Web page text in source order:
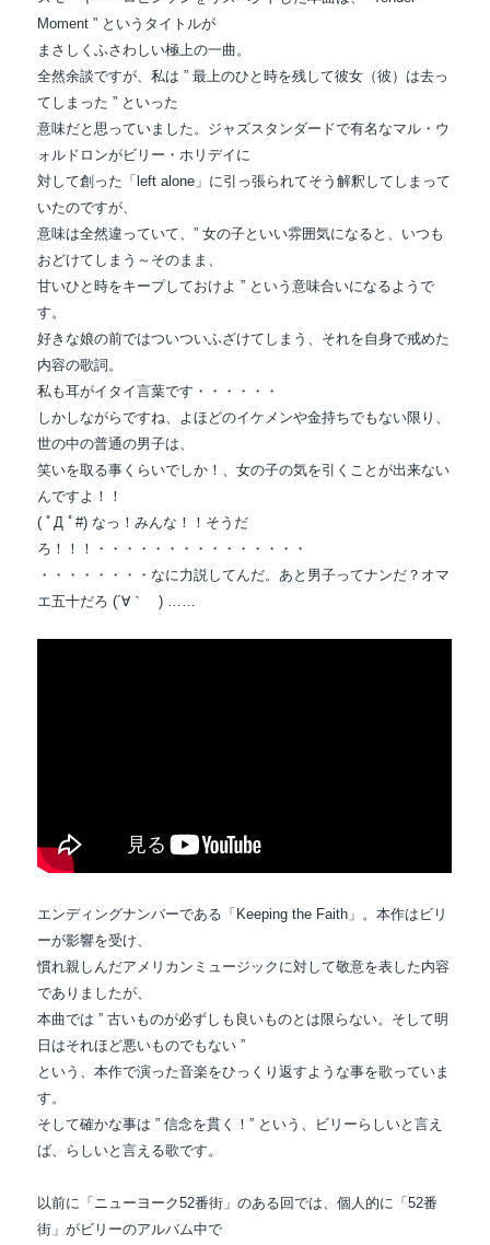
Moment ” というタイトルが
まさしくふさわしい極上の一曲。
全然余談ですが、私は ” 最上のひと時を残して彼女（彼）は去っ
てしまった ” といった
意味だと思っていました。ジャズスタンダードで有名なマル・ウ
ォルドロンがビリー・ホリデイに
対して創った「left alone」に引っ張られてそう解釈してしまって
いたのですが、
意味は全然違っていて、” 女の子といい雰囲気になると、いつも
おどけてしまう～そのまま、
甘いひと時をキープしておけよ ” という意味合いになるようで
す。
好きな娘の前ではついついふざけてしまう、それを自身で戒めた
内容の歌詞。
私も耳がイタイ言葉です・・・・・・
しかしながらですね、よほどのイケメンや金持ちでもない限り、
世の中の普通の男子は、
笑いを取る事くらいでしか！、女の子の気を引くことが出来ない
んですよ！！
( ﾟД ﾟ#) なっ！みんな！！そうだ
ろ！！！・・・・・・・・・・・・・・・
・・・・・・・・なに力説してんだ。あと男子ってナンだ？オマ
エ五十だろ (´∀｀ ) ……
エンディングナンバーである「Keeping the Faith」。本作はビリ
ーが影響を受け、
慣れ親しんだアメリカンミュージックに対して敬意を表した内容
でありましたが、
本曲では ” 古いものが必ずしも良いものとは限らない。そして明
日はそれほど悪いものでもない ”
という、本作で演った音楽をひっくり返すような事を歌っていま
す。
そして確かな事は ” 信念を貫く！” という、ビリーらしいと言え
ば、らしいと言える歌です。
以前に「ニューヨーク52番街」のある回では、個人的に「52番
街」がビリーのアルバム中で